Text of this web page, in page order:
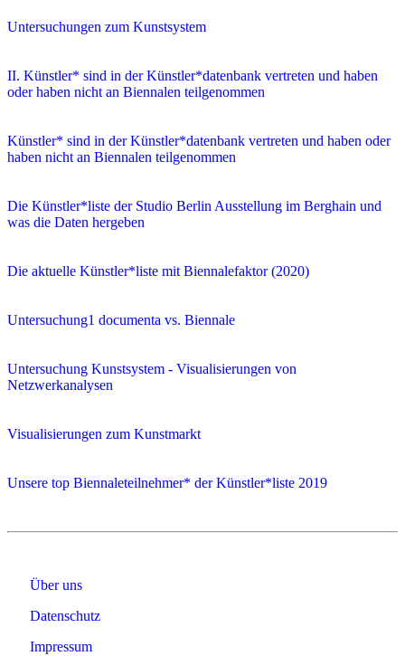
Untersuchungen zum Kunstsystem
II. Künstler* sind in der Künstler*datenbank vertreten und haben
oder haben nicht an Biennalen teilgenommen
Künstler* sind in der Künstler*datenbank vertreten und haben oder
haben nicht an Biennalen teilgenommen
Die Künstler*liste der Studio Berlin Ausstellung im Berghain und
was die Daten hergeben
Die aktuelle Künstler*liste mit Biennalefaktor (2020)
Untersuchung1 documenta vs. Biennale
Untersuchung Kunstsystem - Visualisierungen von
Netzwerkanalysen
Visualisierungen zum Kunstmarkt
Unsere top Biennaleteilnehmer* der Künstler*liste 2019
Über uns
Datenschutz
Impressum